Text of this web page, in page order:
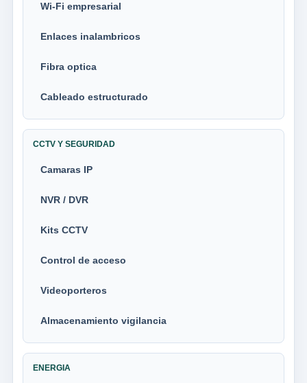
Wi-Fi empresarial
Enlaces inalambricos
Fibra optica
Cableado estructurado
CCTV Y SEGURIDAD
Camaras IP
NVR / DVR
Kits CCTV
Control de acceso
Videoporteros
Almacenamiento vigilancia
ENERGIA